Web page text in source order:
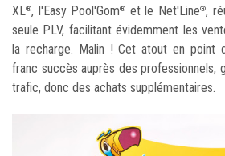
XL®, l'Easy Pool'Gom® et le Net'Line®,
seule PLV, facilitant évidemment les
la recharge. Malin ! Cet atout en point
franc succès auprès des professionnels,
trafic, donc des achats supplémentaires.